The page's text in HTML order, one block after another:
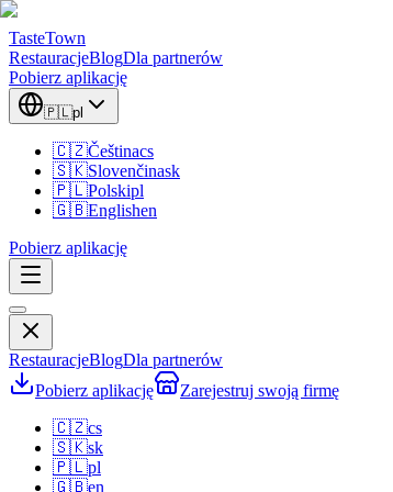
TasteTown
RestauracjeBlogDla partnerów
Pobierz aplikację
🇵🇱pl
🇨🇿Češtinacs
🇸🇰Slovenčinask
🇵🇱Polskipl
🇬🇧Englishen
Pobierz aplikację
RestauracjeBlogDla partnerów
Pobierz aplikację
Zarejestruj swoją firmę
🇨🇿cs
🇸🇰sk
🇵🇱pl
🇬🇧en